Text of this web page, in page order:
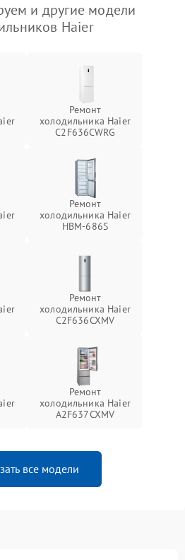
и другие модели
Haier
Ремонт
холодильника Haier
C2F636CWRG
Ремонт
холодильника Haier
HBM-686S
Ремонт
холодильника Haier
C2F636CXMV
Ремонт
холодильника Haier
A2F637CXMV
все модели